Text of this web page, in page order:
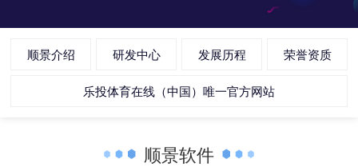
顺景介绍 研发中心 发展历程 荣誉资质
乐投体育在线（中国）唯一官方网站
顺景软件